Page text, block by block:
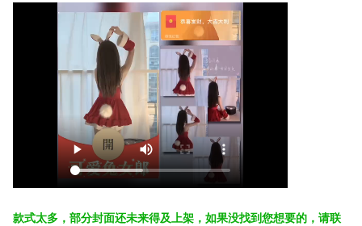
款式太多，部分封面还未来得及上架，如果没找到您想要的，请联